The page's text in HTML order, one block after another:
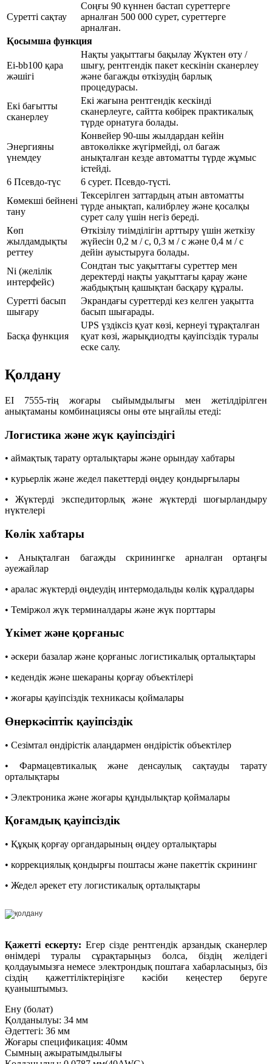
Суретті сақтау
Соңғы 90 күннен бастап суреттерге
арналған 500 000 сурет, суреттерге
арналған.
Қосымша функция
Ei-bb100 қара
жәшігі
Нақты уақыттағы бақылау Жүктен өту /
шығу, рентгендік пакет кескінін сканерлеу
және багажды өткізудің барлық
процедурасы.
Екі бағытты
сканерлеу
Екі жағына рентгендік кескінді
сканерлеуге, сайтта көбірек практикалық
түрде орнатуға болады.
Энергияны
үнемдеу
Конвейер 90-шы жылдардан кейін
автокөлікке жүгірмейді, ол багаж
анықталған кезде автоматты түрде жұмыс
істейді.
6 Псевдо-түс
6 сурет. Псевдо-түсті.
Көмекші бейнені
тану
Тексерілген заттардың атын автоматты
түрде анықтап, калибрлеу және қосалқы
сурет салу үшін негіз береді.
Көп
жылдамдықты
реттеу
Өткізілу тиімділігін арттыру үшін жеткізу
жүйесін 0,2 м / с, 0,3 м / с және 0,4 м / с
дейін ауыстыруға болады.
Ni (желілік
интерфейс)
Сондтан тыс уақыттағы суреттер мен
деректерді нақты уақыттағы қарау және
жабдықтың қашықтан басқару құралы.
Суретті басып
шығару
Экрандағы суреттерді кез келген уақытта
басып шығарады.
Басқа функция
UPS үздіксіз қуат көзі, кернеуі тұрақталған
қуат көзі, жарықдиодты қауіпсіздік туралы
еске салу.
Қолдану
EI 7555-тің жоғары сыйымдылығы мен жетілдірілген
анықтаманы комбинациясы оны өте ыңғайлы етеді:
Логистика және жүк қауіпсіздігі
• аймақтық тарату орталықтары және орындау хабтары
• курьерлік және жедел пакеттерді өңдеу қондырғылары
• Жүктерді экспедиторлық және жүктерді шоғырландыру
нүктелері
Көлік хабтары
• Анықталған багажды скринингке арналған ортаңғы
әуежайлар
• аралас жүктерді өңдеудің интермодальды көлік құралдары
• Теміржол жүк терминалдары және жүк порттары
Үкімет және қорғаныс
• әскери базалар және қорғаныс логистикалық орталықтары
• кедендік және шекараны қорғау объектілері
• жоғары қауіпсіздік техникасы қоймалары
Өнеркәсіптік қауіпсіздік
• Сезімтал өндірістік алаңдармен өндірістік объектілер
• Фармацевтикалық және денсаулық сақтауды тарату
орталықтары
• Электроника және жоғары құндылықтар қоймалары
Қоғамдық қауіпсіздік
• Құқық қорғау органдарының өңдеу орталықтары
• коррекциялық қондырғы поштасы және пакеттік скрининг
• Жедел әрекет ету логистикалық орталықтары
Қажетті ескерту: Егер сізде рентгендік арзандық сканерлер
өнімдері туралы сұрақтарыңыз болса, біздің желідегі
қолдауымызға немесе электрондық поштаға хабарласыңыз, біз
сіздің қажеттіліктеріңізге кәсіби кеңестер беруге
қуаныштымыз.
Ену (болат)
Қолданылуы: 34 мм
Әдеттегі: 36 мм
Жоғары спецификация: 40мм
Сымның ажыратымдылығы